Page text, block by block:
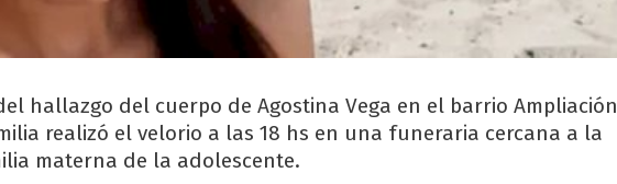
hallazgo del cuerpo de Agostina Vega en el barrio Ampliación
realizó el velorio a las 18 hs en una funeraria cercana a la
materna de la adolescente.